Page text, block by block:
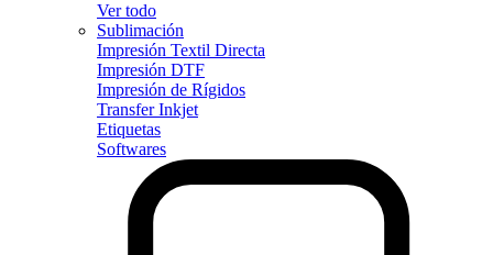
Ver todo
Sublimación
Impresión Textil Directa
Impresión DTF
Impresión de Rígidos
Transfer Inkjet
Etiquetas
Softwares